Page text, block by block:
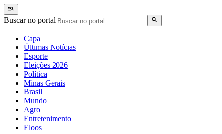
Buscar no portal
Capa
Últimas Notícias
Esporte
Eleições 2026
Política
Minas Gerais
Brasil
Mundo
Agro
Entretenimento
Eloos